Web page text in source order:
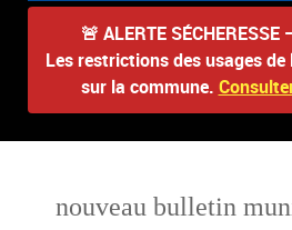
🚨 ALERTE SÉCHERESSE
Les restrictions des usages
sur la commune.
nouveau bulletin